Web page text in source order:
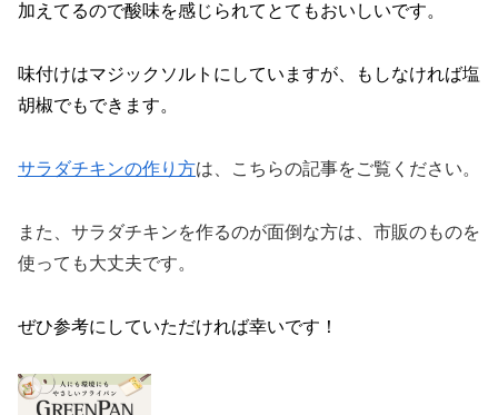
加えてるので酸味を感じられてとてもおいしいです。
味付けはマジックソルトにしていますが、もしなければ塩
胡椒でもできます。
サラダチキンの作り方は、こちらの記事をご覧ください。
また、サラダチキンを作るのが面倒な方は、市販のものを
使っても大丈夫です。
ぜひ参考にしていただければ幸いです！